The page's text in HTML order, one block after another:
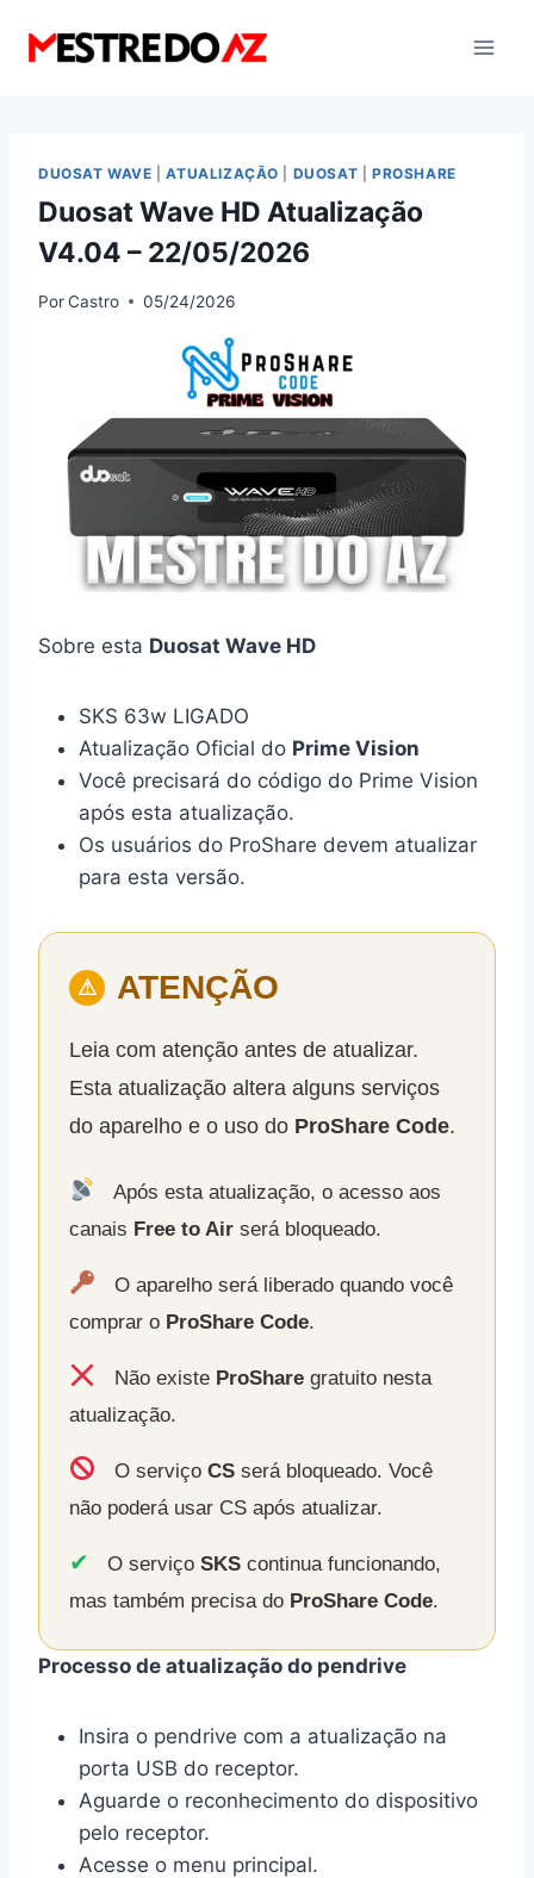
para
DUOSAT WAVE |ATUALIZAÇÃO DUOSAT |PROSHARE
Duosat Wave HD Atualização
V4.04 – 22/05/2026
PorCastro 05/24/2026
Sobre esta Duosat Wave HD
SKS 63w LIGADO
Atualização Oficial do Prime Vision
Você precisará do código do Prime Vision
após esta atualização.
Os usuários do ProShare devem atualizar
para esta versão.
⚠ ATENÇÃO
Leia com atenção antes de atualizar.
Esta atualização altera alguns serviços
do aparelho e o uso do ProShare Code.
Após esta atualização, o acesso aos
canais Free to Air será bloqueado.
O aparelho será liberado quando você
comprar o ProShare Code.
Não existe ProSharegratuito nesta
atualização.
O serviço CSserá bloqueado. Você
não poderá usar CS após atualizar.
✔ O serviço SKS continua funcionando,
mas também precisa do ProShare Code.
Processo de atualização do pendrive
Insira o pendrive com a atualização na
porta USB do receptor.
Aguarde o reconhecimento do dispositivo
pelo receptor.
Acesse o menu principal.